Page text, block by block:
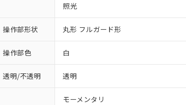
照光
操作部形状 丸形 フルガード形
操作部色 白
透明/不透明 透明
モーメンタリ